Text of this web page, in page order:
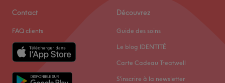
Contact
FAQ clients
Découvrez
Guide des soins
Le blog IDENTITÉ
Carte Cadeau Treatwell
S'inscrire à la newsletter